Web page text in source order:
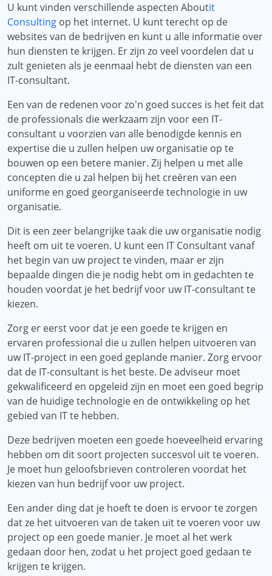
U kunt vinden verschillende aspecten Aboutit
Consulting op het internet. U kunt terecht op de
websites van de bedrijven en kunt u alle informatie over
hun diensten te krijgen. Er zijn zo veel voordelen dat u
zult genieten als je eenmaal hebt de diensten van een
IT-consultant.
Een van de redenen voor zo'n goed succes is het feit dat
de professionals die werkzaam zijn voor een IT-
consultant u voorzien van alle benodigde kennis en
expertise die u zullen helpen uw organisatie op te
bouwen op een betere manier. Zij helpen u met alle
concepten die u zal helpen bij het creëren van een
uniforme en goed georganiseerde technologie in uw
organisatie.
Dit is een zeer belangrijke taak die uw organisatie nodig
heeft om uit te voeren. U kunt een IT Consultant vanaf
het begin van uw project te vinden, maar er zijn
bepaalde dingen die je nodig hebt om in gedachten te
houden voordat je het bedrijf voor uw IT-consultant te
kiezen.
Zorg er eerst voor dat je een goede te krijgen en
ervaren professional die u zullen helpen uitvoeren van
uw IT-project in een goed geplande manier. Zorg ervoor
dat de IT-consultant is het beste. De adviseur moet
gekwalificeerd en opgeleid zijn en moet een goed begrip
van de huidige technologie en de ontwikkeling op het
gebied van IT te hebben.
Deze bedrijven moeten een goede hoeveelheid ervaring
hebben om dit soort projecten succesvol uit te voeren.
Je moet hun geloofsbrieven controleren voordat het
kiezen van hun bedrijf voor uw project.
Een ander ding dat je hoeft te doen is ervoor te zorgen
dat ze het uitvoeren van de taken uit te voeren voor uw
project op een goede manier. Je moet al het werk
gedaan door hen, zodat u het project goed gedaan te
krijgen te krijgen.